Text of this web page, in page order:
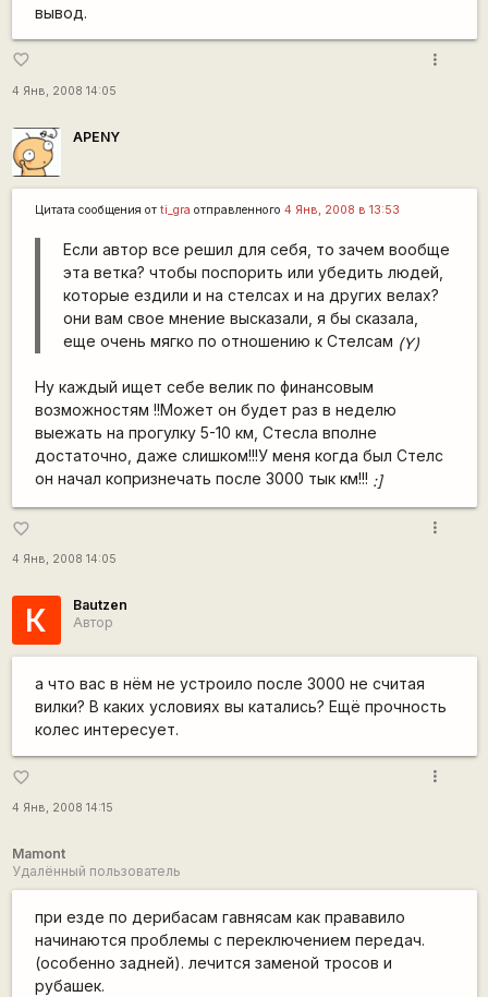
вывод.
favorite_border
4 Янв, 2008 14:05
more_vert
APENY
Цитата сообщения от ti_gra отправленного 4 Янв, 2008 в 13:53
Если автор все решил для себя, то зачем вообще
эта ветка? чтобы поспорить или убедить людей,
которые ездили и на стелсах и на других велах?
они вам свое мнение высказали, я бы сказала,
еще очень мягко по отношению к Стелсам (Y)
Ну каждый ищет себе велик по финансовым
возможностям !!Может он будет раз в неделю
выежать на прогулку 5-10 км, Стесла вполне
достаточно, даже слишком!!!У меня когда был Стелс
он начал копризнечать после 3000 тык км!!! :]
favorite_border
4 Янв, 2008 14:05
more_vert
К
Bautzen
Автор
а что вас в нём не устроило после 3000 не считая
вилки? В каких условиях вы катались? Ещё прочность
колес интересует.
favorite_border
4 Янв, 2008 14:15
more_vert
Mamont
Удалённый пользователь
при езде по дерибасам гавнясам как прававило
начинаются проблемы с переключением передач.
(особенно задней). лечится заменой тросов и
рубашек.